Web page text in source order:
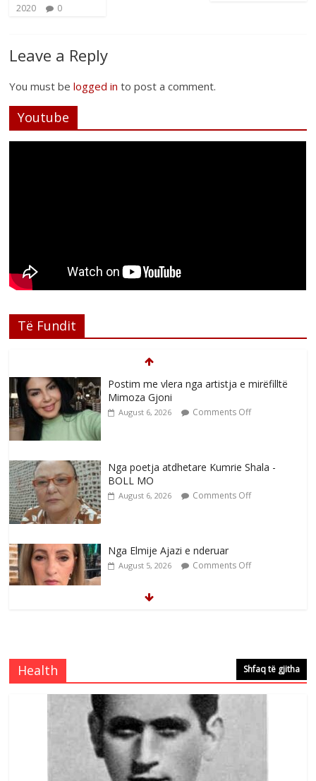
2020
0
Leave a Reply
You must belogged in to post a comment.
Youtube
Të Fundit
Postim me vlera nga artistja e mirëfilltë
Mimoza Gjoni
August 6, 2026 Comments Off
Nga poetja atdhetare Kumrie Shala -
BOLL MO
August 6, 2026 Comments Off
Nga Elmije Ajazi e nderuar
August 5, 2026 Comments Off
Comments Off
Çlirimtari Mentor Mushkolaj nderohet
me mirenjohje nga Xhevdet Qeriqi Dega
e invalidëve në Fushë Kosovë
August 4, 2026 Comments Off
Health Shfaq të gjitha